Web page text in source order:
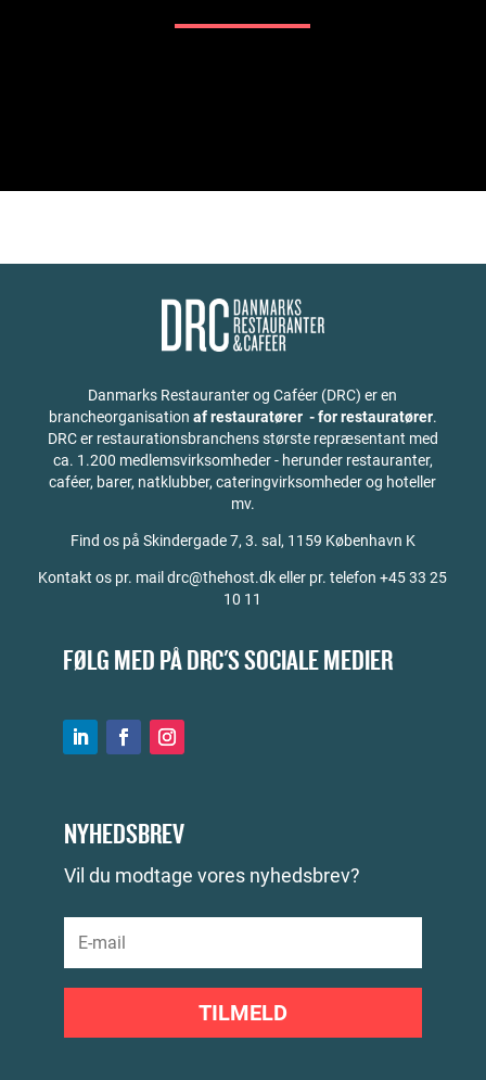
Danmarks Restauranter og Caféer (DRC) er en
brancheorganisation af restauratører - for restauratører.
DRC er restaurationsbranchens største repræsentant med
ca. 1.200 medlemsvirksomheder - herunder restauranter,
caféer, barer, natklubber, cateringvirksomheder og hoteller
mv.
Find os på Skindergade 7, 3. sal, 1159 København K
Kontakt os pr. mail drc@thehost.dk eller pr. telefon +45 33 25
10 11
FØLG MED PÅ DRC'S SOCIALE MEDIER
NYHEDSBREV
Vil du modtage vores nyhedsbrev?
TILMELD